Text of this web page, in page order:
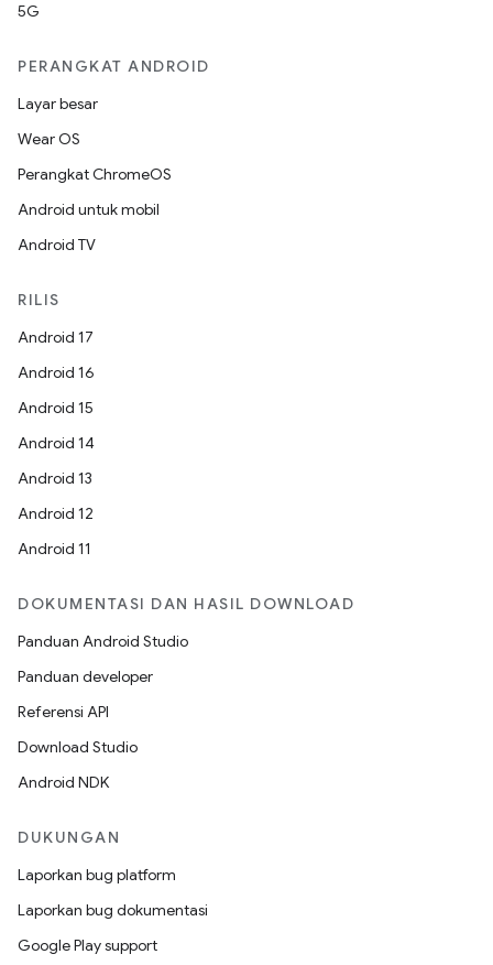
5G
PERANGKAT ANDROID
Layar besar
Wear OS
Perangkat ChromeOS
Android untuk mobil
Android TV
RILIS
Android 17
Android 16
Android 15
Android 14
Android 13
Android 12
Android 11
DOKUMENTASI DAN HASIL DOWNLOAD
Panduan Android Studio
Panduan developer
Referensi API
Download Studio
Android NDK
DUKUNGAN
Laporkan bug platform
Laporkan bug dokumentasi
Google Play support